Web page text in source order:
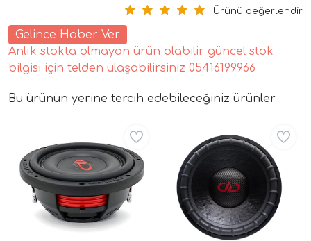
Ürünü değerlendir
Gelince Haber Ver
Anlık stokta olmayan ürün olabilir güncel stok
bilgisi için telden ulaşabilirsiniz 05416199966
Bu ürünün yerine tercih edebileceğiniz ürünler